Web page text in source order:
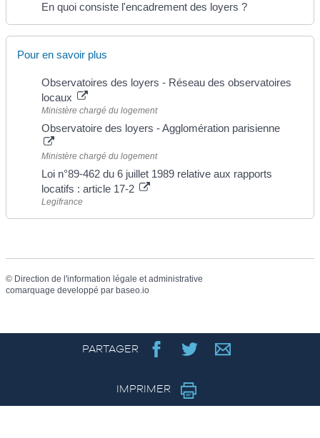
En quoi consiste l'encadrement des loyers ?
Pour en savoir plus
Observatoires des loyers - Réseau des observatoires
locaux
Ministère chargé du logement
Observatoire des loyers - Agglomération parisienne
Ministère chargé du logement
Loi n°89-462 du 6 juillet 1989 relative aux rapports
locatifs : article 17-2
Legifrance
© Direction de l'information légale et administrative
comarquage developpé par baseo.io
PARTAGER
IMPRIMER